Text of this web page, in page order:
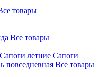
товары
Все товары
Сапоги летние Сапоги
повседневная Все товары